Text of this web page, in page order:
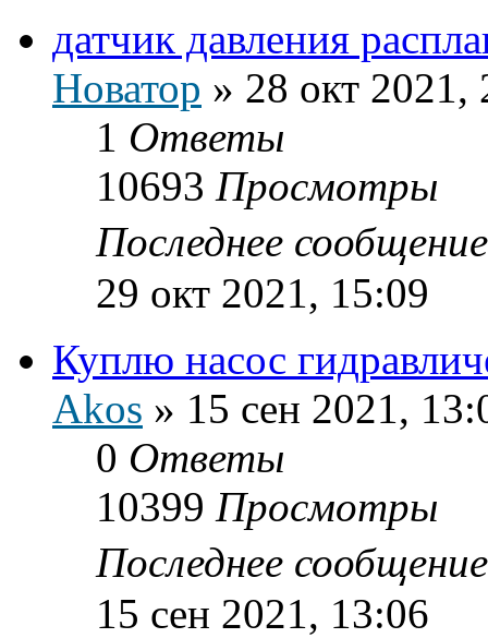
датчик давления
Новатор » 28 окт 2021,
1 Ответы
10693 Просмотры
Последнее
29 окт 2021, 15:09
Куплю насос
Akos » 15 сен 2021,
0 Ответы
10399 Просмотры
Последнее
15 сен 2021, 13:06